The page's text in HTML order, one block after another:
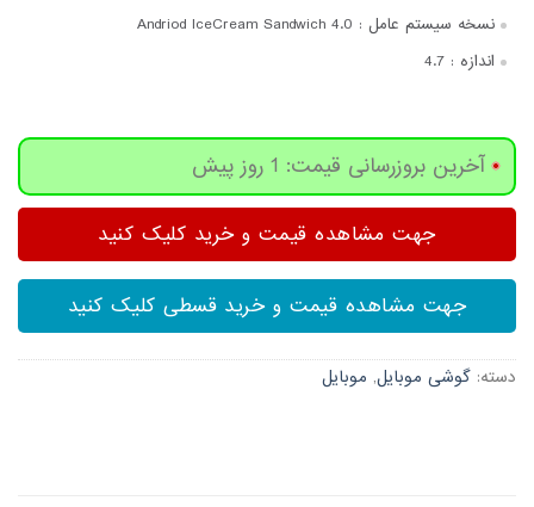
نسخه سیستم عامل : Andriod IceCream Sandwich 4.0
اندازه : 4.7
آخرین بروزرسانی قیمت: 1 روز پیش
جهت مشاهده قیمت و خرید کلیک کنید
جهت مشاهده قیمت و خرید قسطی کلیک کنید
دسته: گوشی موبایل, موبایل